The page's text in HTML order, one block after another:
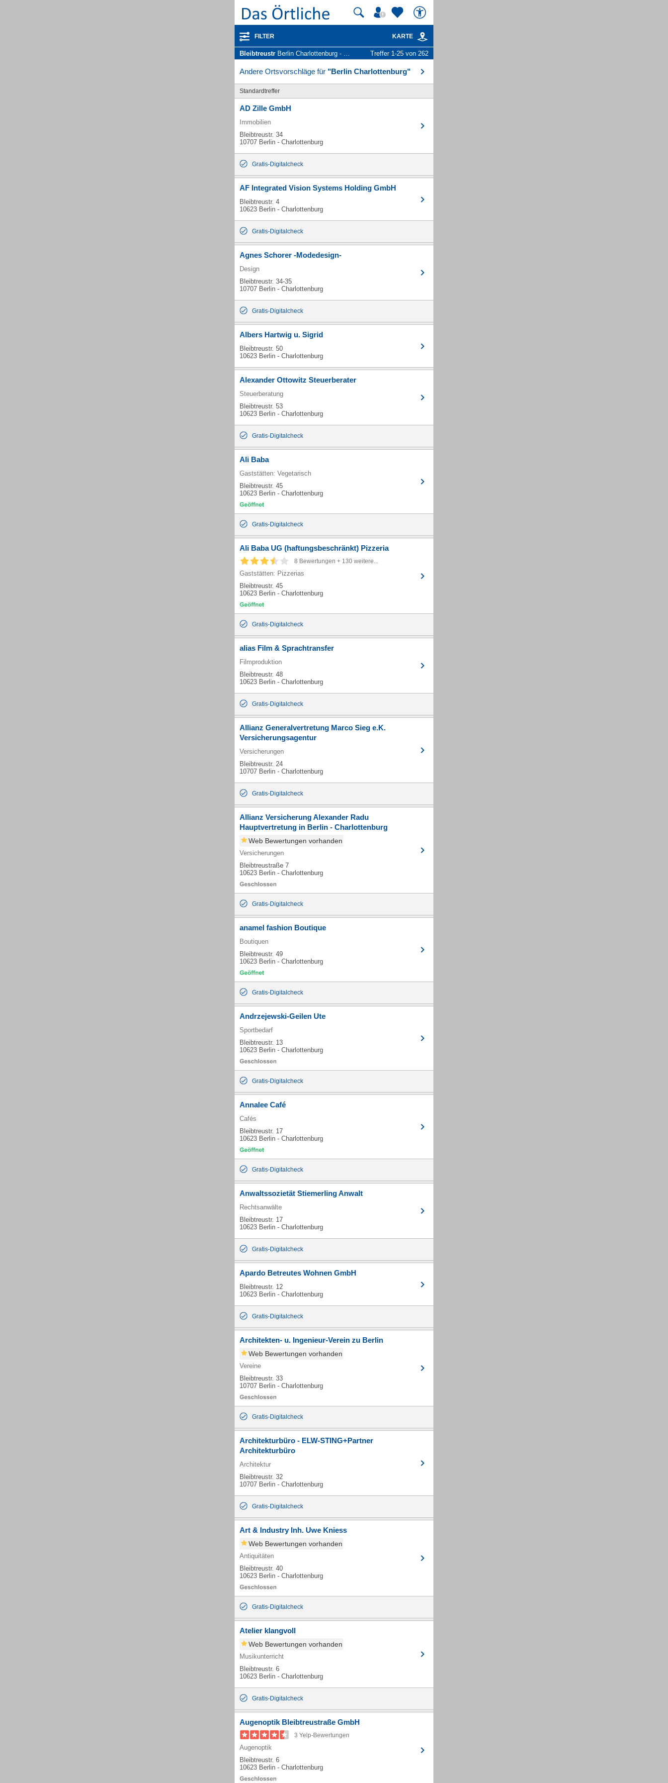
FILTER KARTE
Bleibtreustr Berlin Charlottenburg - Unternehmen und Personen Treffer 1-25 von 262
Andere Ortsvorschläge für "Berlin Charlottenburg"
Standardtreffer
AD Zille GmbH
Immobilien
Bleibtreustr. 34
10707 Berlin - Charlottenburg
Gratis-Digitalcheck
AF Integrated Vision Systems Holding GmbH
Bleibtreustr. 4
10623 Berlin - Charlottenburg
Gratis-Digitalcheck
Agnes Schorer -Modedesign-
Design
Bleibtreustr. 34-35
10707 Berlin - Charlottenburg
Gratis-Digitalcheck
Albers Hartwig u. Sigrid
Bleibtreustr. 50
10623 Berlin - Charlottenburg
Alexander Ottowitz Steuerberater
Steuerberatung
Bleibtreustr. 53
10623 Berlin - Charlottenburg
Gratis-Digitalcheck
Ali Baba
Gaststätten: Vegetarisch
Bleibtreustr. 45
10623 Berlin - Charlottenburg
Gratis-Digitalcheck
Ali Baba UG (haftungsbeschränkt) Pizzeria
8 Bewertungen + 130 weitere...
Gaststätten: Pizzerias
Bleibtreustr. 45
10623 Berlin - Charlottenburg
Gratis-Digitalcheck
alias Film & Sprachtransfer
Filmproduktion
Bleibtreustr. 48
10623 Berlin - Charlottenburg
Gratis-Digitalcheck
Allianz Generalvertretung Marco Sieg e.K.
Versicherungsagentur
Versicherungen
Bleibtreustr. 24
10707 Berlin - Charlottenburg
Gratis-Digitalcheck
Allianz Versicherung Alexander Radu
Hauptvertretung in Berlin - Charlottenburg
Web Bewertungen vorhanden
Versicherungen
Bleibtreustraße 7
10623 Berlin - Charlottenburg
Gratis-Digitalcheck
anamel fashion Boutique
Boutiquen
Bleibtreustr. 49
10623 Berlin - Charlottenburg
Gratis-Digitalcheck
Andrzejewski-Geilen Ute
Sportbedarf
Bleibtreustr. 13
10623 Berlin - Charlottenburg
Gratis-Digitalcheck
Annalee Café
Cafés
Bleibtreustr. 17
10623 Berlin - Charlottenburg
Gratis-Digitalcheck
Anwaltssozietät Stiemerling Anwalt
Rechtsanwälte
Bleibtreustr. 17
10623 Berlin - Charlottenburg
Gratis-Digitalcheck
Apardo Betreutes Wohnen GmbH
Bleibtreustr. 12
10623 Berlin - Charlottenburg
Gratis-Digitalcheck
Architekten- u. Ingenieur-Verein zu Berlin
Web Bewertungen vorhanden
Vereine
Bleibtreustr. 33
10707 Berlin - Charlottenburg
Gratis-Digitalcheck
Architekturbüro - ELW-STING+Partner
Architekturbüro
Architektur
Bleibtreustr. 32
10707 Berlin - Charlottenburg
Gratis-Digitalcheck
Art & Industry Inh. Uwe Kniess
Web Bewertungen vorhanden
Antiquitäten
Bleibtreustr. 40
10623 Berlin - Charlottenburg
Gratis-Digitalcheck
Atelier klangvoll
Web Bewertungen vorhanden
Musikunterricht
Bleibtreustr. 6
10623 Berlin - Charlottenburg
Gratis-Digitalcheck
Augenoptik Bleibtreustraße GmbH
3 Yelp-Bewertungen
Augenoptik
Bleibtreustr. 6
10623 Berlin - Charlottenburg